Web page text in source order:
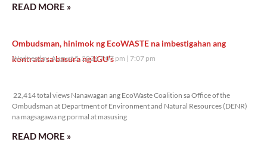
READ MORE »
Ombudsman, hinimok ng EcoWASTE na imbestigahan ang
kontrata sa basura ng LGU’s
Wednesday, August 5, 2026 7:07 pm 7:07 pm
22,414 total views Nanawagan ang EcoWaste Coalition sa Office of the
Ombudsman at Department of Environment and Natural Resources (DENR)
na magsagawa ng pormal at masusing
READ MORE »